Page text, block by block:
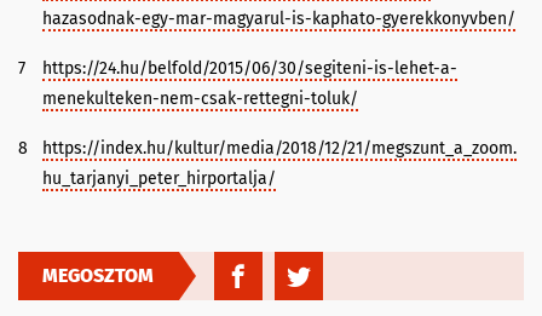
hazasodnak-egy-mar-magyarul-is-kaphato-gyerekkonyvben/
7
https://24.hu/belfold/2015/06/30/segiteni-is-lehet-a-
menekulteken-nem-csak-rettegni-toluk/
8
https://index.hu/kultur/media/2018/12/21/megszunt_a_zoom.
hu_tarjanyi_peter_hirportalja/
MEGOSZTOM